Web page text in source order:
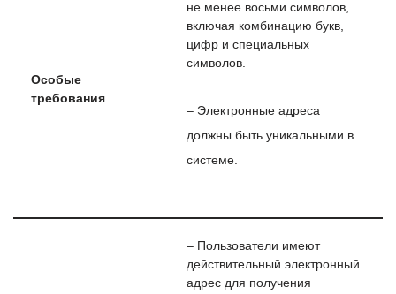
Особые
требования
не менее восьми символов,
включая комбинацию букв,
цифр и специальных
символов.
– Электронные адреса
должны быть уникальными в
системе.
– Пользователи имеют
действительный электронный
адрес для получения